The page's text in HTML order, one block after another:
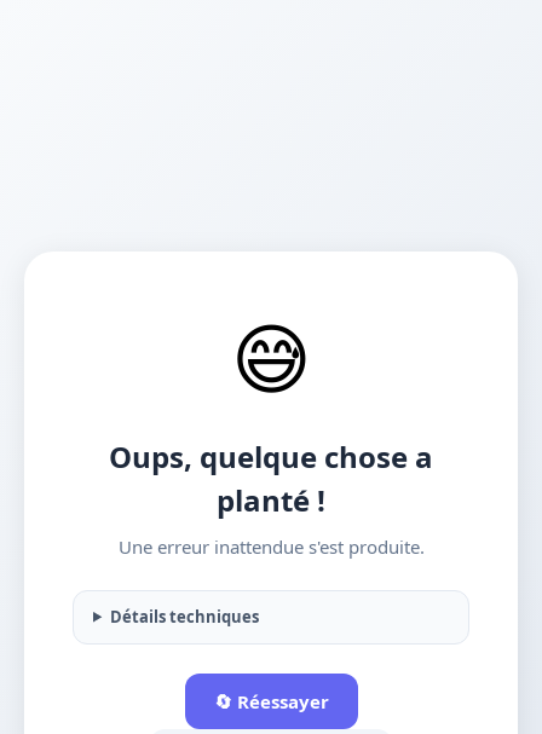
😅
Oups, quelque chose a
planté !
Une erreur inattendue s'est produite.
Détails techniques
🔄 Réessayer